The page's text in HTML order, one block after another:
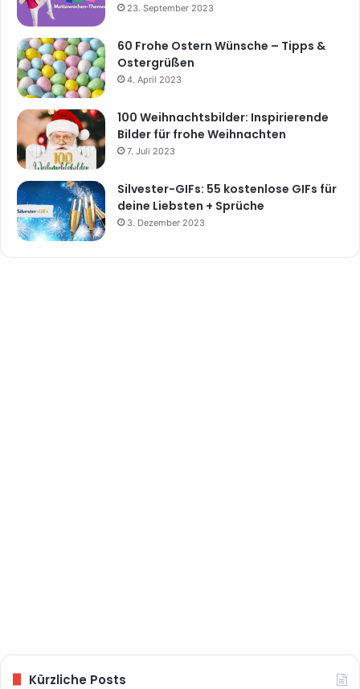
23. September 2023
60 Frohe Ostern Wünsche – Tipps &
Ostergrüßen
4. April 2023
100 Weihnachtsbilder: Inspirierende
Bilder für frohe Weihnachten
7. Juli 2023
Silvester-GIFs: 55 kostenlose GIFs für
deine Liebsten + Sprüche
3. Dezember 2023
Kürzliche Posts